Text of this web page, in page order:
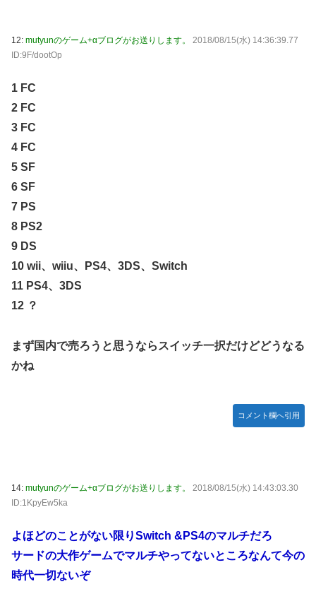
12: mutyunのゲーム+αブログがお送りします。
2018/08/15(水) 14:36:39.77
ID:9F/dootOp
1 FC
2 FC
3 FC
4 FC
5 SF
6 SF
7 PS
8 PS2
9 DS
10 wii、wiiu、PS4、3DS、Switch
11 PS4、3DS
12 ？
まず国内で売ろうと思うならスイッチ一択だけどどうなる
かね
コメント欄へ引用
14: mutyunのゲーム+αブログがお送りします。
2018/08/15(水) 14:43:03.30
ID:1KpyEw5ka
よほどのことがない限りSwitch &PS4のマルチだろ
サードの大作ゲームでマルチやってないところなんて今の
時代一切ないぞ